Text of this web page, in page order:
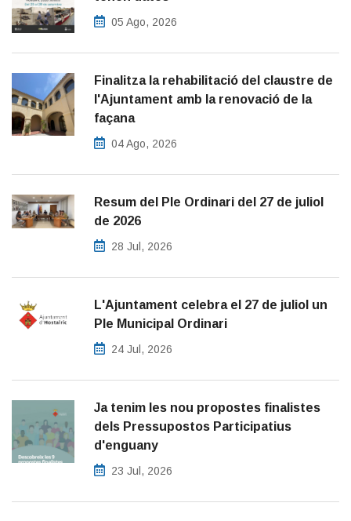
05 Ago, 2026
Finalitza la rehabilitació del claustre de
l'Ajuntament amb la renovació de la
façana
04 Ago, 2026
Resum del Ple Ordinari del 27 de juliol
de 2026
28 Jul, 2026
L'Ajuntament celebra el 27 de juliol un
Ple Municipal Ordinari
24 Jul, 2026
Ja tenim les nou propostes finalistes
dels Pressupostos Participatius
d'enguany
23 Jul, 2026